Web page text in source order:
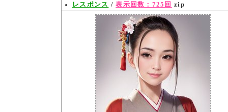
レスポンス /表示回数：725回 zip